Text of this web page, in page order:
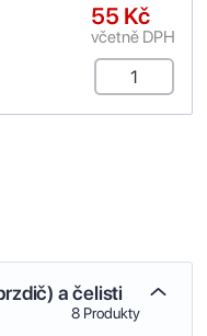
55 Kč
včetně DPH
a čelisti
8 Produkty